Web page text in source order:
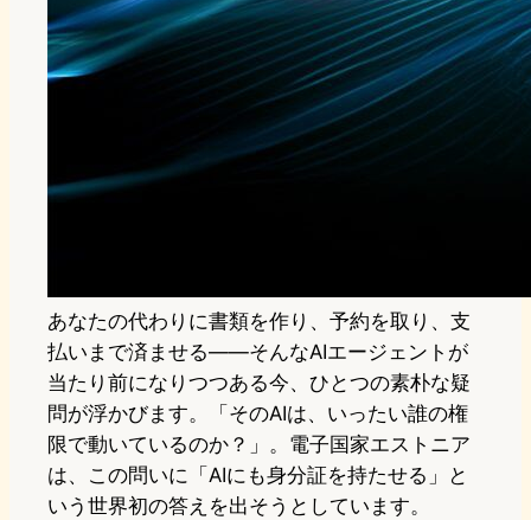
あなたの代わりに書類を作り、予約を取り、支
払いまで済ませる――そんなAIエージェントが
当たり前になりつつある今、ひとつの素朴な疑
問が浮かびます。「そのAIは、いったい誰の権
限で動いているのか？」。電子国家エストニア
は、この問いに「AIにも身分証を持たせる」と
いう世界初の答えを出そうとしています。